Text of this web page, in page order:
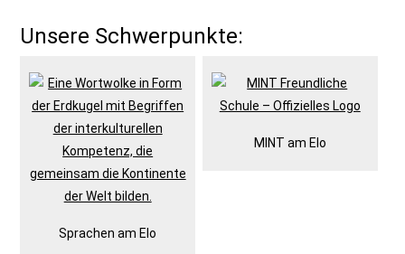
Unsere Schwerpunkte:
Sprachen am Elo
MINT am Elo